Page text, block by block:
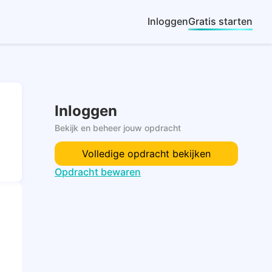
InloggenGratis starten
Inloggen
Bekijk en beheer jouw opdracht
Volledige opdracht bekijken
Opdracht bewaren